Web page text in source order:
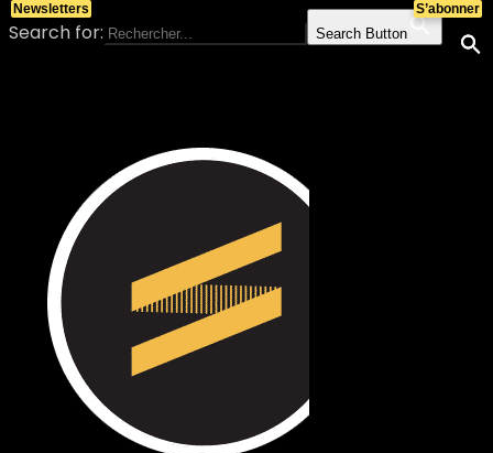
Search for: Search Button
S’abonner
Newsletters